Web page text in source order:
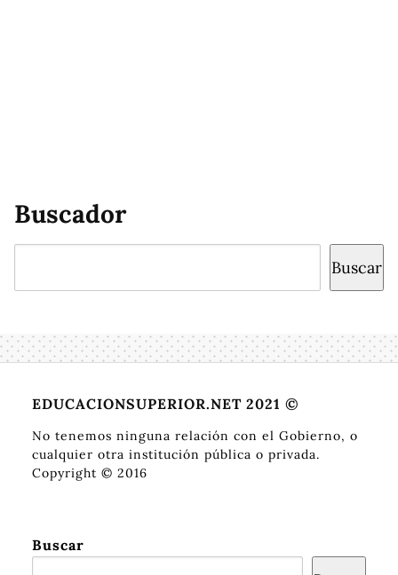
Buscador
Buscar
EDUCACIONSUPERIOR.NET 2021 ©
No tenemos ninguna relación con el Gobierno, o
cualquier otra institución pública o privada.
Copyright © 2016
Buscar